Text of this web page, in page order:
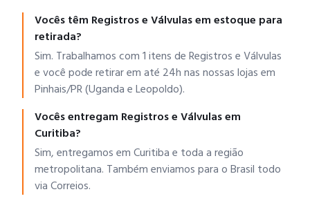
Vocês têm Registros e Válvulas em estoque para
retirada?
Sim. Trabalhamos com 1 itens de Registros e Válvulas
e você pode retirar em até 24h nas nossas lojas em
Pinhais/PR (Uganda e Leopoldo).
Vocês entregam Registros e Válvulas em
Curitiba?
Sim, entregamos em Curitiba e toda a região
metropolitana. Também enviamos para o Brasil todo
via Correios.